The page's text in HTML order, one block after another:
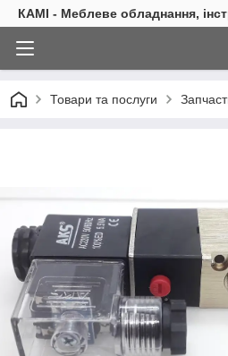
КАМІ - Меблеве обладнання,
Товари та послуги